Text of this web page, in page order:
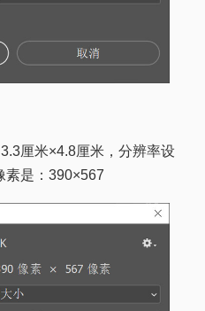
厘米×4.8厘米，分辨率设
素是：390×567